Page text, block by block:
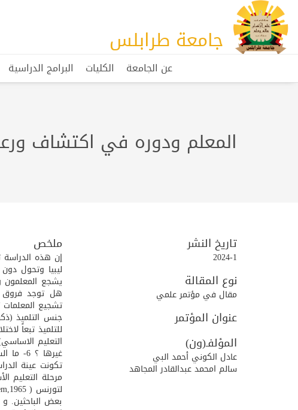
جامعة طرابلس
عن الجامعة الكليات البرامج الدراسية
المعلم ودوره في اكتشاف
تاريخ النشر
2024-1
نوع المقالة
مقال في مؤتمر علمي
عنوان المؤتمر
المؤلفـ(ون)
عادل الكوني أحمد البي
سالم امحمد عبدالقادر المجاهد
ملخص
إن هذه
هل توجد فروق
للتلميذ تبعاً
غيرها
مرحلة التعليم
بعض الباحثين.